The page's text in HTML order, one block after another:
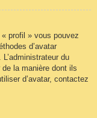
« profil » vous pouvez
d’avatar
du
la manière dont ils
d’avatar, contactez